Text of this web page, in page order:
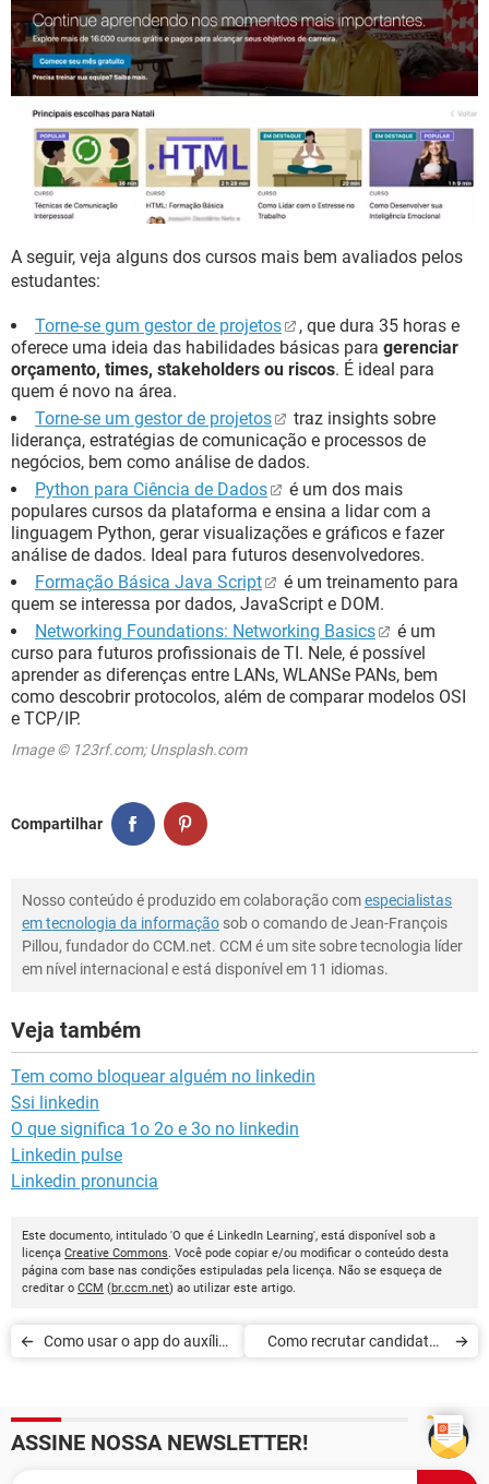
A seguir, veja alguns dos cursos mais bem avaliados pelos
estudantes:
Torne-se gum gestor de projetos
, que dura 35 horas e
oferece uma ideia das habilidades básicas para gerenciar
orçamento, times, stakeholders ou riscos. É ideal para
quem é novo na área.
Torne-se um gestor de projetos
traz insights sobre
liderança, estratégias de comunicação e processos de
negócios, bem como análise de dados.
Python para Ciência de Dados
é um dos mais
populares cursos da plataforma e ensina a lidar com a
linguagem Python, gerar visualizações e gráficos e fazer
análise de dados. Ideal para futuros desenvolvedores.
Formação Básica Java Script
é um treinamento para
quem se interessa por dados, JavaScript e DOM.
Networking Foundations: Networking Basics
é um
curso para futuros profissionais de TI. Nele, é possível
aprender as diferenças entre LANs, WLANSe PANs, bem
como descobrir protocolos, além de comparar modelos OSI
e TCP/IP.
Image © 123rf.com; Unsplash.com
Compartilhar
Nosso conteúdo é produzido em colaboração comespecialistas
em tecnologia da informação sob o comando de Jean-François
Pillou, fundador do CCM.net. CCM é um site sobre tecnologia líder
em nível internacional e está disponível em 11 idiomas.
Veja também
Tem como bloquear alguém no linkedin
Ssi linkedin
O que significa 1o 2o e 3o no linkedin
Linkedin pulse
Linkedin pronuncia
Este documento, intitulado 'O que é LinkedIn Learning', está disponível sob a
licença Creative Commons. Você pode copiar e/ou modificar o conteúdo desta
página com base nas condições estipuladas pela licença. Não se esqueça de
creditar o CCM (br.ccm.net) ao utilizar este artigo.
Como usar o app do auxílio
Como recrutar candidatos
ASSINE NOSSA NEWSLETTER!